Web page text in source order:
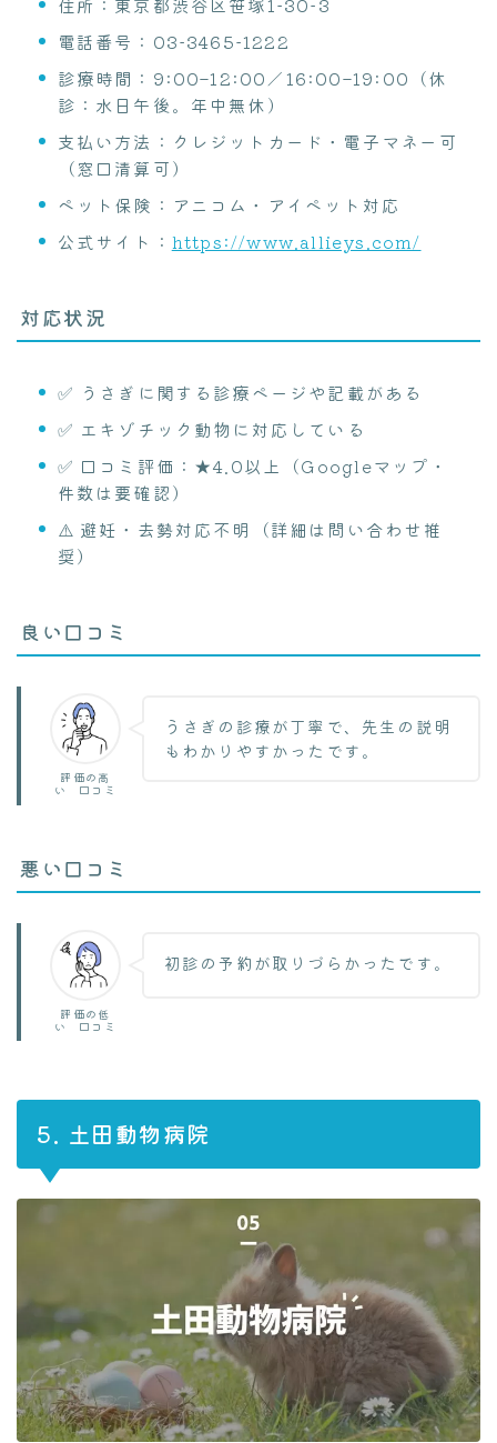
電話番号：03‑3465‑1222
診療時間：9:00–12:00／16:00–19:00（休
診：水日午後。年中無休）
支払い方法：クレジットカード・電子マネー可
（窓口清算可）
ペット保険：アニコム・アイペット対応
公式サイト： https://www.allieys.com/
対応状況
✅ うさぎに関する診療ページや記載がある
✅ エキゾチック動物に対応している
✅ 口コミ評価：★4.0以上（Googleマップ・
件数は要確認）
⚠️ 避妊・去勢対応不明（詳細は問い合わせ推
奨）
良い口コミ
評価の高
い 口コミ
うさぎの診療が丁寧で、先生の説明
もわかりやすかったです。
悪い口コミ
評価の低
い 口コミ
初診の予約が取りづらかったです。
5. 土田動物病院